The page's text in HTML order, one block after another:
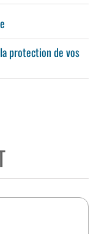
protection de vos